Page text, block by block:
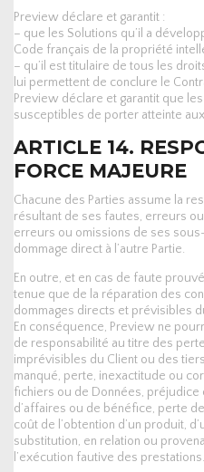
Preview déclare et garantit :
– que les Solutions qu’il a
Code français de la propriété
– qu’il est titulaire de tous les
lui permettent de conclure le
Preview déclare et garantit que
susceptibles de porter atteinte
ARTICLE 14.
FORCE MAJEURE
Chacune des Parties assume la
résultant de ses fautes, erreurs
erreurs ou omissions de ses
dommage direct à l’autre Partie.
En outre, et en cas de faute
tenue que de la réparation des
dommages directs et prévisibles
En conséquence, Preview ne
de responsabilité au titre des
imprévisibles du Client ou des
manqué, perte, inexactitude ou
fichiers ou de Données,
d’affaires ou de bénéfice, perte
coût de l’obtention d’un produit,
substitution, en relation ou
l’exécution fautive des prestations.